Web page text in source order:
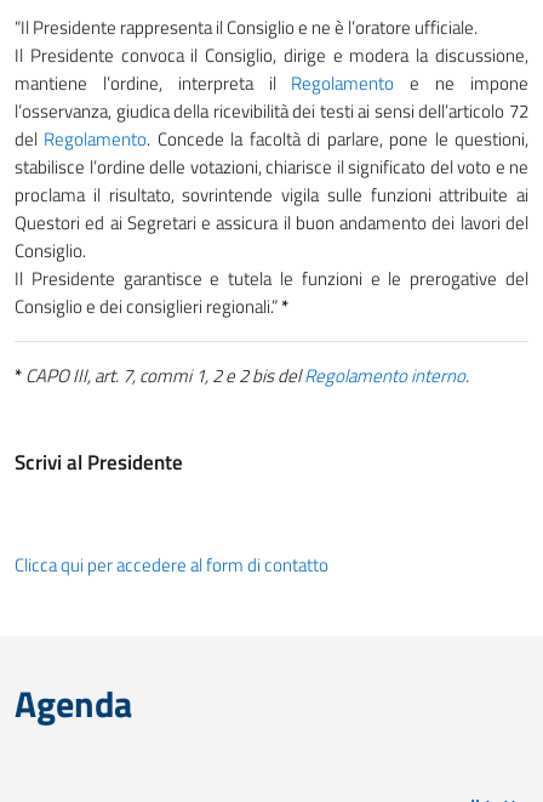
“Il Presidente rappresenta il Consiglio e ne è l’oratore ufficiale.
Il Presidente convoca il Consiglio, dirige e modera la discussione,
mantiene l’ordine, interpreta il Regolamento e ne impone
l’osservanza, giudica della ricevibilità dei testi ai sensi dell’articolo 72
del Regolamento. Concede la facoltà di parlare, pone le questioni,
stabilisce l’ordine delle votazioni, chiarisce il significato del voto e ne
proclama il risultato, sovrintende vigila sulle funzioni attribuite ai
Questori ed ai Segretari e assicura il buon andamento dei lavori del
Consiglio.
Il Presidente garantisce e tutela le funzioni e le prerogative del
Consiglio e dei consiglieri regionali.”*
*CAPO III, art. 7, commi 1, 2 e 2 bis delRegolamento interno.
Scrivi al Presidente
Clicca qui per accedere al form di contatto
Agenda